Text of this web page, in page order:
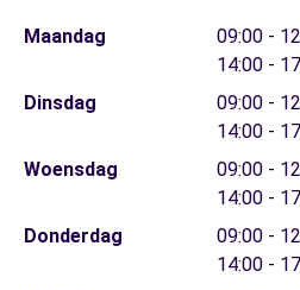
Maandag
09:00 -
14:00 -
Dinsdag
09:00 -
14:00 -
Woensdag
09:00 -
14:00 -
Donderdag
09:00 -
14:00 -